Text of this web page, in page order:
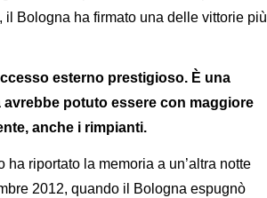
Bologna ha firmato una delle vittorie più
esterno prestigioso. È una
potuto essere con maggiore
anche i rimpianti.
ha riportato la memoria a un’altra notte
2012, quando il Bologna espugnò